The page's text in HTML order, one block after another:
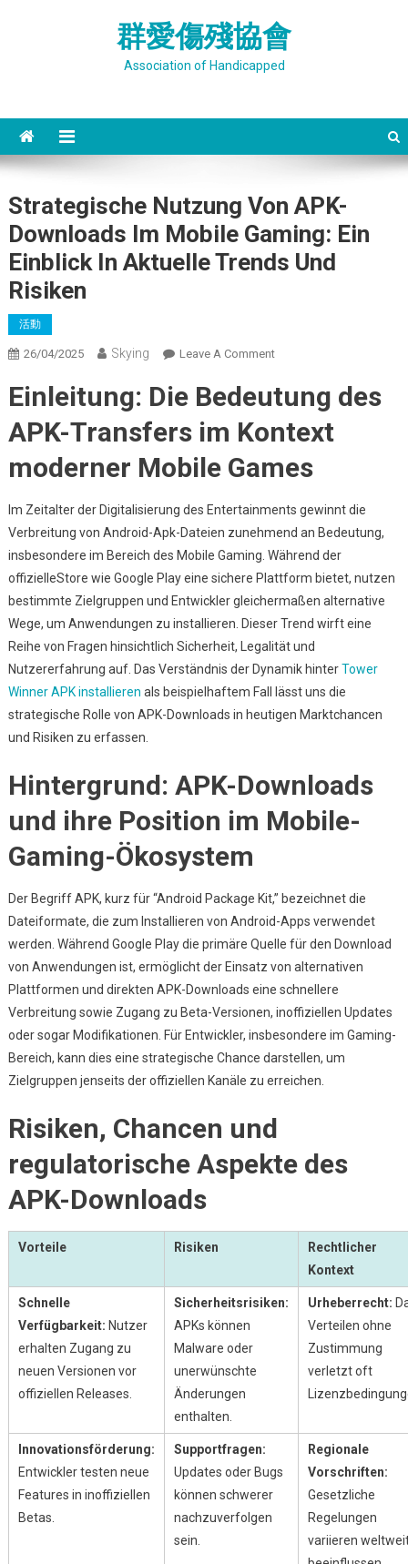
群愛傷殘協會
Association of Handicapped
Strategische Nutzung Von APK-
Downloads Im Mobile Gaming: Ein
Einblick In Aktuelle Trends Und
Risiken
活動
26/04/2025 Skying Leave A CommentOn
Nutzung
APK-
Im
Gaming:
Ein
Einblick
In
Aktuelle
Trends
Und
Risiken
Einleitung: Die Bedeutung des
APK-Transfers im Kontext
moderner Mobile Games
Im Zeitalter der Digitalisierung des Entertainments gewinnt die
Verbreitung von Android-Apk-Dateien zunehmend an Bedeutung,
insbesondere im Bereich des Mobile Gaming. Während der
offizielleStore wie Google Play eine sichere Plattform bietet, nutzen
bestimmte Zielgruppen und Entwickler gleichermaßen alternative
Wege, um Anwendungen zu installieren. Dieser Trend wirft eine
Reihe von Fragen hinsichtlich Sicherheit, Legalität und
Nutzererfahrung auf. Das Verständnis der Dynamik hinterTower
Winner APK installieren als beispielhaftem Fall lässt uns die
strategische Rolle von APK-Downloads in heutigen Marktchancen
und Risiken zu erfassen.
Hintergrund: APK-Downloads
und ihre Position im Mobile-
Gaming-Ökosystem
Der Begriff APK, kurz für “Android Package Kit,” bezeichnet die
Dateiformate, die zum Installieren von Android-Apps verwendet
werden. Während Google Play die primäre Quelle für den Download
von Anwendungen ist, ermöglicht der Einsatz von alternativen
Plattformen und direkten APK-Downloads eine schnellere
Verbreitung sowie Zugang zu Beta-Versionen, inoffiziellen Updates
oder sogar Modifikationen. Für Entwickler, insbesondere im Gaming-
Bereich, kann dies eine strategische Chance darstellen, um
Zielgruppen jenseits der offiziellen Kanäle zu erreichen.
Risiken, Chancen und
regulatorische Aspekte des
APK-Downloads
Vorteile Risiken
Rechtlicher
Kontext
Schnelle
Verfügbarkeit: Nutzer
erhalten Zugang zu
neuen Versionen vor
offiziellen Releases.
Sicherheitsrisiken:
APKs können
Malware oder
unerwünschte
Änderungen
enthalten.
Urheberrecht:
Verteilen ohne
Zustimmung
verletzt oft
Innovationsförderung:
Entwickler testen neue
Features in inoffiziellen
Betas.
Supportfragen:
Updates oder Bugs
können schwerer
nachzuverfolgen
sein.
Regionale
Vorschriften:
Gesetzliche
Regelungen
variieren